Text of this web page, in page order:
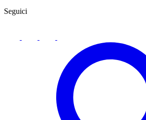
Seguici